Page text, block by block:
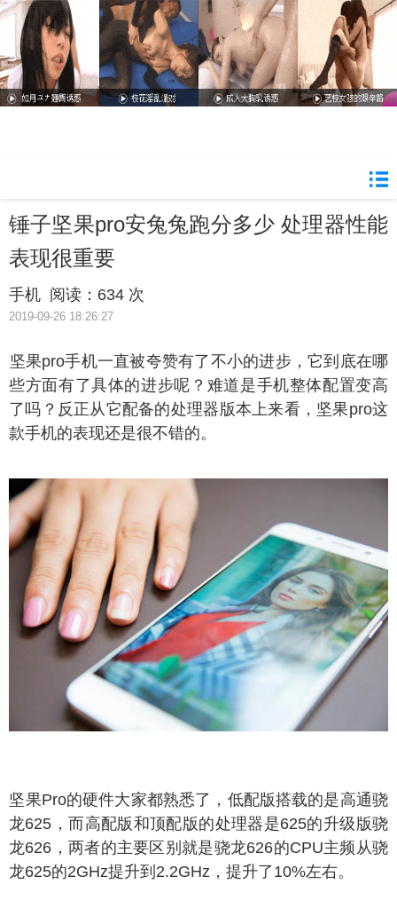
锤子坚果pro安兔兔跑分多少 处理器性能
表现很重要
手机 阅读： 634 次
2019-09-26 18:26:27
pro手机一直被夸赞有了不小的进步，它到底在哪
些方面有了具体的进步呢？难道是手机整体配置变高
了吗？反正从它配备的处理器版本上来看，坚果pro这
款手机的表现还是很不错的。
Pro的硬件大家都熟悉了，低配版搭载的是高通骁
龙625，而高配版和顶配版的处理器是625的升级版骁
龙626，两者的主要区别就是骁龙626的CPU主频从骁
龙625的2GHz提升到2.2GHz，提升了10%左右。